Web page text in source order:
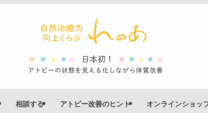
相談する アトピー改善のヒント オンラインショッ